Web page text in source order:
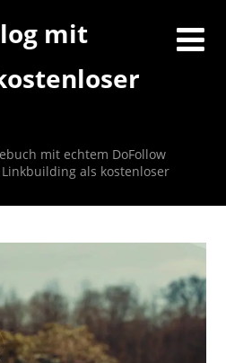
mit
mit echtem DoFollow
als kostenloser